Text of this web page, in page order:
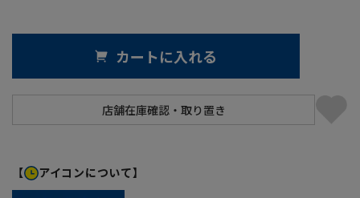
カートに入れる
【 アイコンについて】